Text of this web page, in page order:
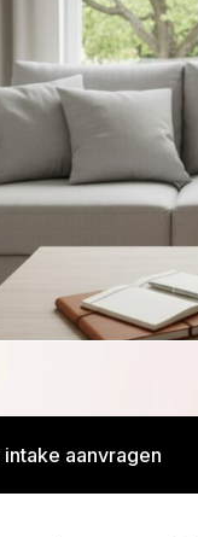
aanvragen